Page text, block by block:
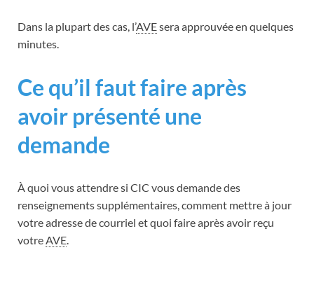
Dans la plupart des cas, l’AVEsera approuvée en quelques
minutes.
Ce qu’il faut faire après
avoir présenté une
demande
À quoi vous attendre si CIC vous demande des
renseignements supplémentaires, comment mettre à jour
votre adresse de courriel et quoi faire après avoir reçu
votreAVE.